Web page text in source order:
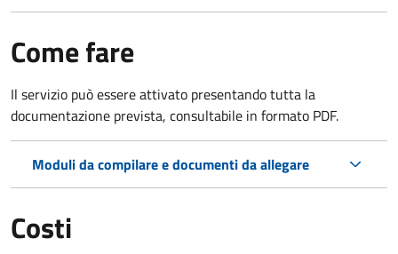
Come fare
Il servizio può essere attivato presentando tutta la
documentazione prevista, consultabile in formato PDF.
Moduli da compilare e documenti da allegare
Costi